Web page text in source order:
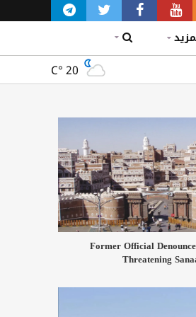
C° 20
Former Official
Threatening